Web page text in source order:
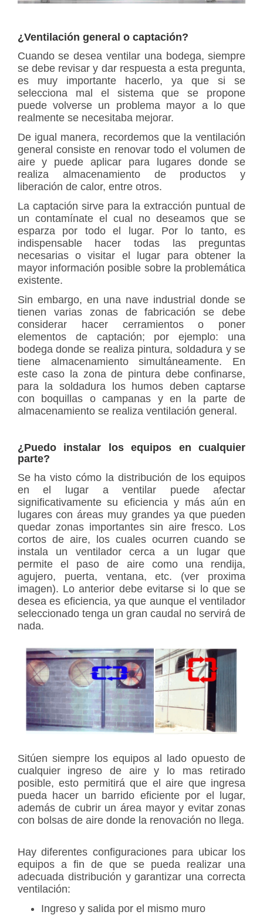
¿Ventilación general o captación?
Cuando se desea ventilar una bodega, siempre
se debe revisar y dar respuesta a esta pregunta,
es muy importante hacerlo, ya que si se
selecciona mal el sistema que se propone
puede volverse un problema mayor a lo que
realmente se necesitaba mejorar.
De igual manera, recordemos que la ventilación
general consiste en renovar todo el volumen de
aire y puede aplicar para lugares donde se
realiza almacenamiento de productos y
liberación de calor, entre otros.
La captación sirve para la extracción puntual de
un contamínate el cual no deseamos que se
esparza por todo el lugar. Por lo tanto, es
indispensable hacer todas las preguntas
necesarias o visitar el lugar para obtener la
mayor información posible sobre la problemática
existente.
Sin embargo, en una nave industrial donde se
tienen varias zonas de fabricación se debe
considerar hacer cerramientos o poner
elementos de captación; por ejemplo: una
bodega donde se realiza pintura, soldadura y se
tiene almacenamiento simultáneamente. En
este caso la zona de pintura debe confinarse,
para la soldadura los humos deben captarse
con boquillas o campanas y en la parte de
almacenamiento se realiza ventilación general.
¿Puedo instalar los equipos en cualquier
parte?
Se ha visto cómo la distribución de los equipos
en el lugar a ventilar puede afectar
significativamente su eficiencia y más aún en
lugares con áreas muy grandes ya que pueden
quedar zonas importantes sin aire fresco. Los
cortos de aire, los cuales ocurren cuando se
instala un ventilador cerca a un lugar que
permite el paso de aire como una rendija,
agujero, puerta, ventana, etc. (ver proxima
imagen). Lo anterior debe evitarse si lo que se
desea es eficiencia, ya que aunque el ventilador
seleccionado tenga un gran caudal no servirá de
nada.
Sitúen siempre los equipos al lado opuesto de
cualquier ingreso de aire y lo mas retirado
posible, esto permitirá que el aire que ingresa
pueda hacer un barrido eficiente por el lugar,
además de cubrir un área mayor y evitar zonas
con bolsas de aire donde la renovación no llega.
Hay diferentes configuraciones para ubicar los
equipos a fin de que se pueda realizar una
adecuada distribución y garantizar una correcta
ventilación:
Ingreso y salida por el mismo muro